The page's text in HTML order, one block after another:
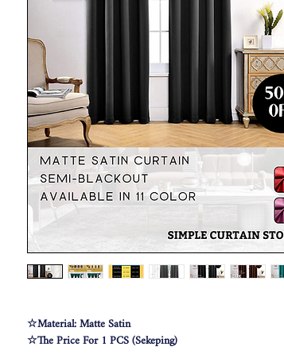
☆Material: Matte Satin
☆The Price For 1 PCS (Sekeping)